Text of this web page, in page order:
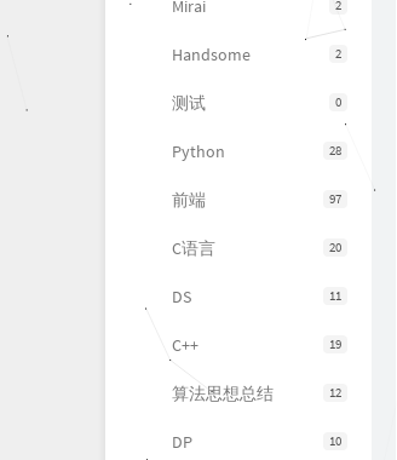
2
Mirai
2
Handsome
0
测试
28
Python
97
前端
20
C语言
11
DS
19
C++
12
算法思想总结
10
DP